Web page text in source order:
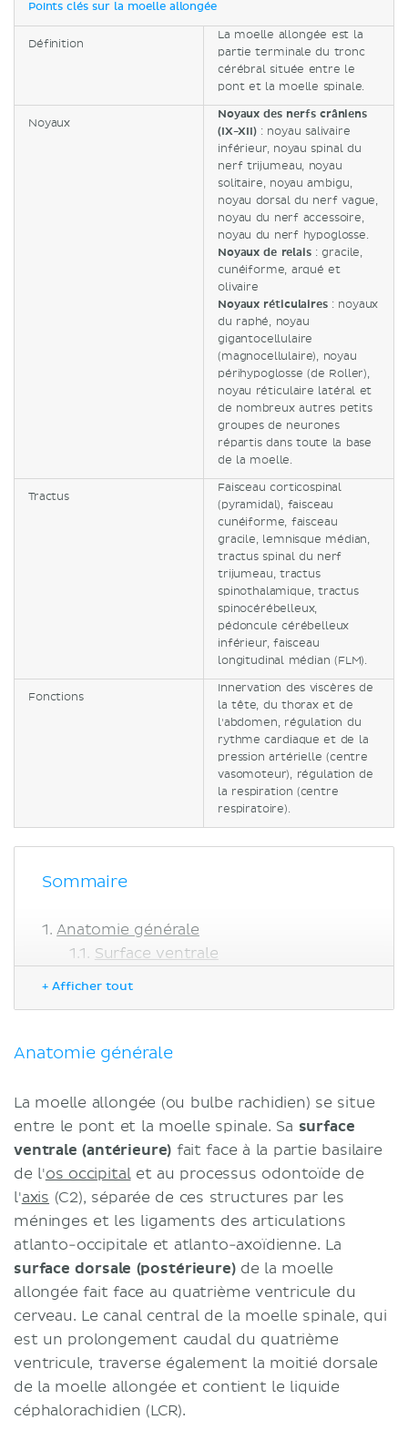
Points clés sur la moelle allongée
Définition
La moelle allongée est la
partie terminale du tronc
cérébral située entre le
pont et la moelle spinale.
Noyaux
Noyaux des nerfs crâniens
(IX-XII): noyau salivaire
inférieur, noyau spinal du
nerf trijumeau, noyau
solitaire, noyau ambigu,
noyau dorsal du nerf vague,
noyau du nerf accessoire,
noyau du nerf hypoglosse.
Noyaux de relais: gracile,
cunéiforme, arqué et
olivaire
Noyaux réticulaires: noyaux
du raphé, noyau
gigantocellulaire
(magnocellulaire), noyau
périhypoglosse (de Roller),
noyau réticulaire latéral et
de nombreux autres petits
groupes de neurones
répartis dans toute la base
de la moelle.
Tractus
Faisceau corticospinal
(pyramidal), faisceau
cunéiforme, faisceau
gracile, lemnisque médian,
tractus spinal du nerf
trijumeau, tractus
spinothalamique, tractus
spinocérébelleux,
pédoncule cérébelleux
inférieur, faisceau
longitudinal médian (FLM).
Fonctions
Innervation des viscères de
la tête, du thorax et de
l'abdomen, régulation du
rythme cardiaque et de la
pression artérielle (centre
vasomoteur), régulation de
la respiration (centre
respiratoire).
Sommaire
Anatomie générale
Surface ventrale
Tractus ascendants et
Vascularisation
Fonctions
Nerfs crâniens
Centre respiratoire
Centre vasomoteur
Notes cliniques
Syndrome médullaire latéral de
Wallenberg
Syndrome médullaire médial (de
Dejerine)
Sources
+ Afficher tout
Anatomie générale
La moelle allongée (ou bulbe rachidien) se situe
entre le pont et la moelle spinale. Sa surface
ventrale (antérieure) fait face à la partie basilaire
de l'os occipitalet au processus odontoïde de
l'axis (C2), séparée de ces structures par les
méninges et les ligaments des articulations
atlanto-occipitale et atlanto-axoïdienne. La
surface dorsale (postérieure) de la moelle
allongée fait face au quatrième ventricule du
cerveau. Le canal central de la moelle spinale, qui
est un prolongement caudal du quatrième
ventricule, traverse également la moitié dorsale
de la moelle allongée et contient le liquide
céphalorachidien (LCR).